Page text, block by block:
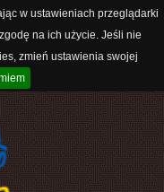
w ustawieniach przeglądarki
na ich użycie. Jeśli nie
zmień ustawienia swojej